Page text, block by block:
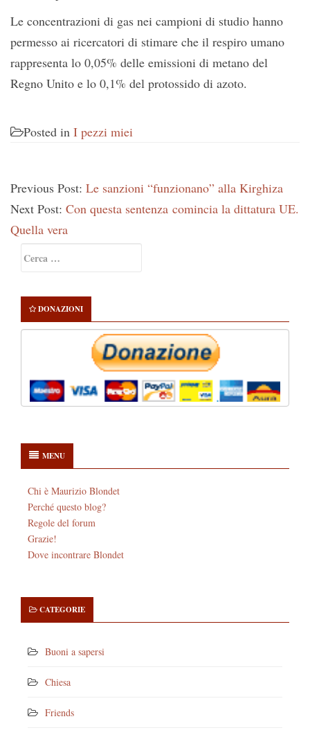
Le concentrazioni di gas nei campioni di studio hanno
permesso ai ricercatori di stimare che il respiro umano
rappresenta lo 0,05% delle emissioni di metano del
Regno Unito e lo 0,1% del protossido di azoto.
Posted in I pezzi miei
Previous Post: Le sanzioni “funzionano” alla Kirghiza
Next Post: Con questa sentenza comincia la dittatura UE.
Quella vera
Sidebar
per:
DONAZIONI
MENU
Chi è Maurizio Blondet
Perché questo blog?
Regole del forum
Grazie!
Dove incontrare Blondet
CATEGORIE
Buoni a sapersi
Chiesa
Friends